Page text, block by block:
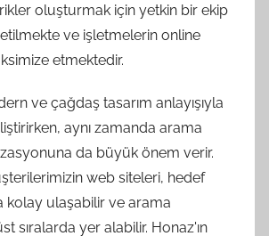
oluşturmak için yetkin bir ekip
ve işletmelerin online
etmektedir.
ve çağdaş tasarım anlayışıyla
aynı zamanda arama
da büyük önem verir.
web siteleri, hedef
kolay ulaşabilir ve arama
sıralarda yer alabilir. Honaz'ın